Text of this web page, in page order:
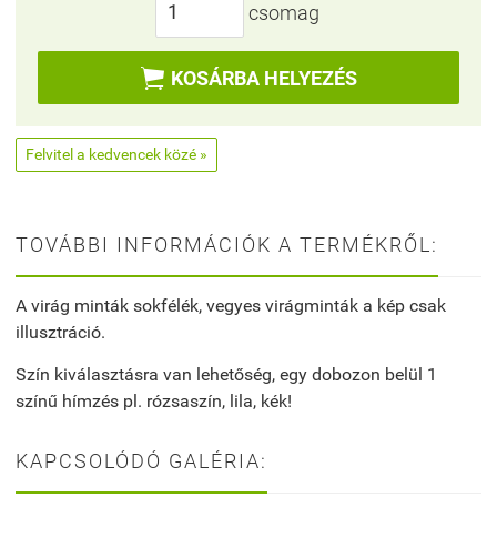
csomag
 KOSÁRBA HELYEZÉS
Felvitel a kedvencek közé »
TOVÁBBI INFORMÁCIÓK A TERMÉKRŐL:
A virág minták sokfélék, vegyes virágminták a kép csak
illusztráció.
Szín kiválasztásra van lehetőség, egy dobozon belül 1
színű hímzés pl. rózsaszín, lila, kék!
KAPCSOLÓDÓ GALÉRIA: